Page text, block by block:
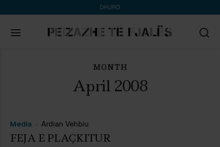
DHURO
MONTH
April 2008
Media Ardian Vehbiu
FEJA E PLAÇKITUR